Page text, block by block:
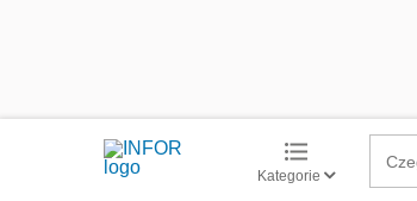
Kategorie